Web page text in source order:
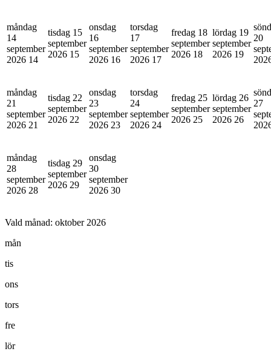
måndag
14
september
2026 14
tisdag 15
september
2026 15
onsdag
16
september
2026 16
torsdag
17
september
2026 17
fredag 18
september
2026 18
lördag 19
september
2026 19
20
måndag
21
september
2026 21
tisdag 22
september
2026 22
onsdag
23
september
2026 23
torsdag
24
september
2026 24
fredag 25
september
2026 25
lördag 26
september
2026 26
27
måndag
28
september
2026 28
tisdag 29
september
2026 29
onsdag
30
september
2026 30
Vald månad: oktober 2026
mån
tis
ons
tors
fre
lör